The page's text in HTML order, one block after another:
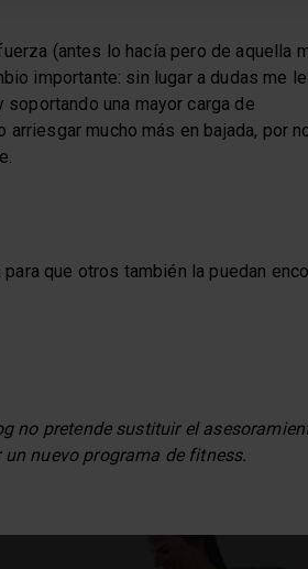
(antes lo hacía pero de aquella
importante: sin lugar a dudas me
una mayor carga de
mucho más en bajada, por
que otros también la puedan
no pretende sustituir el
nuevo programa de fitness.